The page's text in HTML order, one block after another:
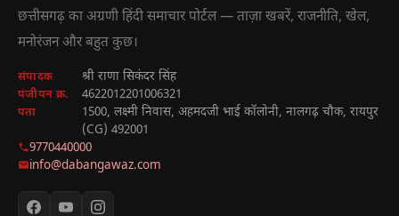
छत्तीसगढ़ का अग्रणी हिंदी समाचार पोर्टल — ताज़ा खबरें, राजनीति, खेल,
मनोरंजन और बहुत कुछ।
संपादक श्री राणा सिकंदर सिंह
पंजीयन क्र. 4622012201006321
पता
1500, लक्ष्मी निवास, अहमदजी भाई कॉलोनी, नालगढ़ चौक, रायपुर
(CG) 492001
9770440000
info@dabangawaz.com